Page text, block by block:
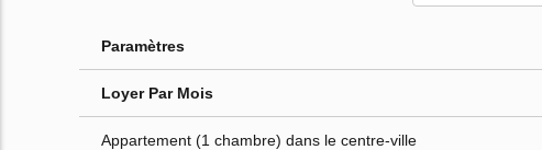
Paramètres
Loyer Par Mois
Appartement (1 chambre) dans le centre-ville